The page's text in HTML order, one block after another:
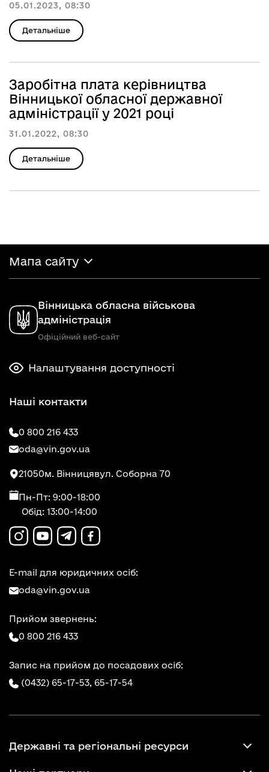
05.01.2023, 08:30
Детальніше
Заробітна плата керівництва
Вінницької обласної державної
адміністрації у 2021 році
31.01.2022, 08:30
Детальніше
Мапа сайту
Вінницька обласна військова
адміністрація
Офіційний веб-сайт
Налаштування доступності
Наші контакти
0 800 216 433
oda@vin.gov.ua
21050м. Вінницявул. Соборна 70
Пн-Пт: 9:00-18:00
Обід: 13:00-14:00
E-mail для юридичних осіб:
oda@vin.gov.ua
Прийом звернень:
0 800 216 433
Запис на прийом до посадових осіб:
(0432) 65-17-53, 65-17-54
Державні та регіональні ресурси